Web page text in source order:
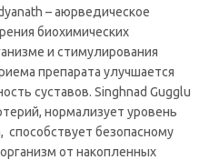
– аюрведическое
биохимических
и стимулирования
препарата улучшается
суставов. Singhnad Gugglu
нормализует уровень
способствует безопасному
от накопленных